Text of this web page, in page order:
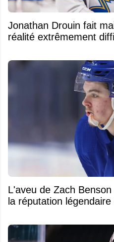
Jonathan Drouin fait
réalité extrêmement
L'aveu de Zach
la réputation